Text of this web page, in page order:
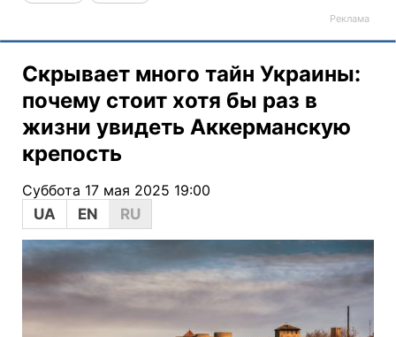
Скрывает много тайн Украины:
почему стоит хотя бы раз в
жизни увидеть Аккерманскую
крепость
Суббота 17 мая 2025 19:00
UA
EN RU